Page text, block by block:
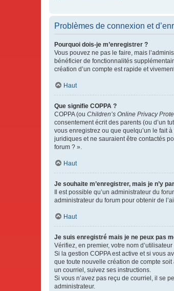
Problèmes de connexion et
Pourquoi dois-je m’enregistrer ?
Vous pouvez ne pas le faire, mais
bénéficier de fonctionnalités
création d’un compte est rapide et
Haut
Que signifie COPPA ?
COPPA (ou Children’s Online Privacy
consentement écrit des parents (ou d’un
vous enregistrez ou que quelqu’un le fait
juridiques et ne sauraient être contactés
forum ? ».
Haut
Je souhaite m’enregistrer, mais je n’y
Il est possible qu’un administrateur du
administrateur du forum pour obtenir de
Haut
Je suis enregistré mais je ne peux pas
Vérifiez, en premier, votre nom
Si la gestion COPPA est active et si vous
que toute nouvelle création de compte
un courriel, suivez ses instructions.
Si vous n’avez pas reçu de courriel, il se
administrateur.